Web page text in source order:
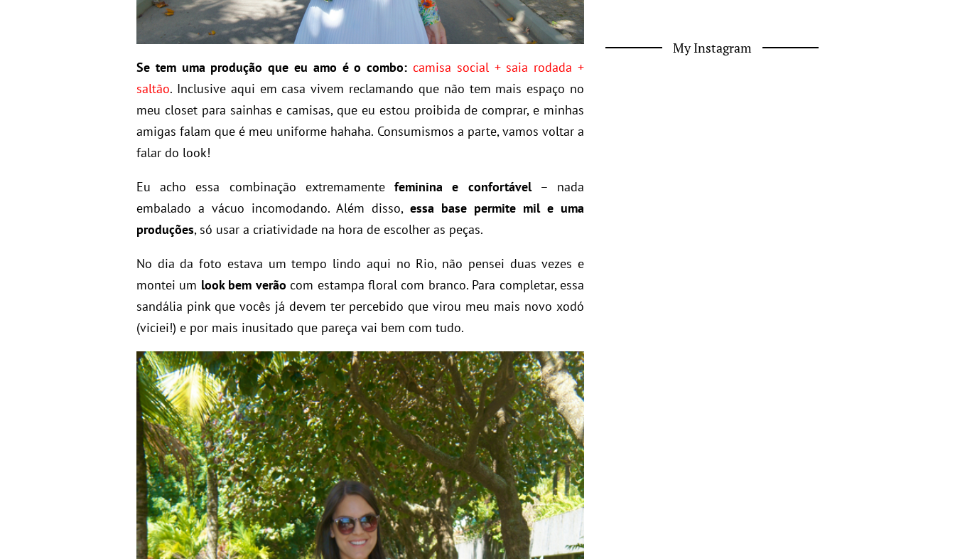
Se tem uma produção que eu amo é o combo: camisa social + saia rodada +
saltão. Inclusive aqui em casa vivem reclamando que não tem mais espaço no
meu closet para sainhas e camisas, que eu estou proibida de comprar, e minhas
amigas falam que é meu uniforme hahaha. Consumismos a parte, vamos voltar a
falar do look!
Eu acho essa combinação extremamentefeminina e confortável– nada
embalado a vácuo incomodando. Além disso, essa base permite mil e uma
produções, só usar a criatividade na hora de escolher as peças.
No dia da foto estava um tempo lindo aqui no Rio, não pensei duas vezes e
montei um look bem verão com estampa floral com branco. Para completar, essa
sandália pink que vocês já devem ter percebido que virou meu mais novo xodó
(viciei!) e por mais inusitado que pareça vai bem com tudo.
My Instagram